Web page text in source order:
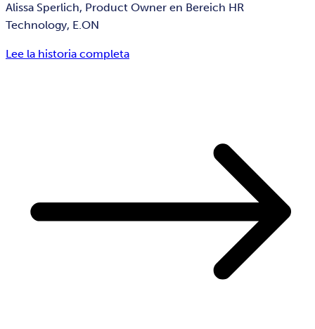
Alissa Sperlich, Product Owner en Bereich HR
Technology, E.ON
Lee la historia completa